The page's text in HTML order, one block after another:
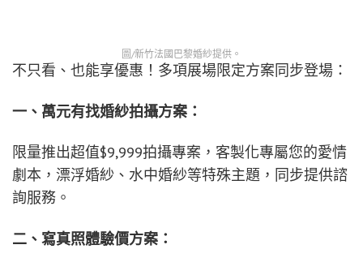
圖/新竹法國巴黎婚紗提供。
不只看、也能享優惠！多項展場限定方案同步登場：
一、萬元有找婚紗拍攝方案：
限量推出超值$9,999拍攝專案，客製化專屬您的愛情
劇本，漂浮婚紗、水中婚紗等特殊主題，同步提供諮
詢服務。
二、寫真照體驗價方案：